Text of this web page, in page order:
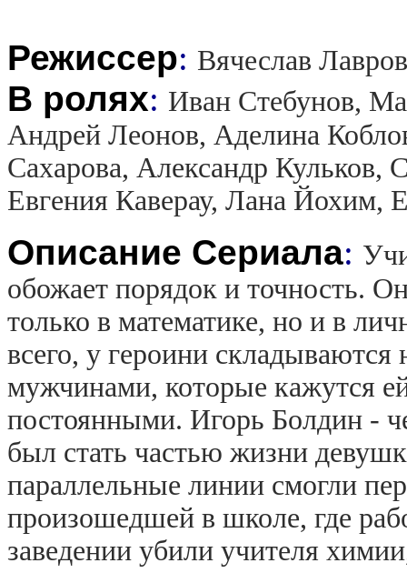
Режиссер: Вячеслав Лавров
В ролях: Иван Стебунов,
Андрей Леонов, Аделина
Сахарова, Александр Кульков,
Евгения Каверау, Лана Йохим,
Описание Сериала:
обожает порядок и точность.
только в математике, но и в
всего, у героини
мужчинами, которые кажутся
постоянными. Игорь Болдин -
был стать частью жизни
параллельные линии смогли
произошедшей в школе, где
заведении убили учителя